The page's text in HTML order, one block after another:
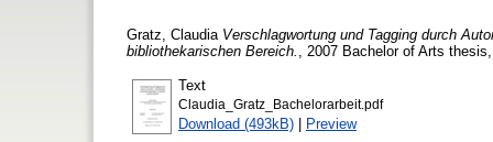
Gratz, Claudia Verschlagwortung und Tagging durch
bibliothekarischen Bereich.
, 2007 Bachelor of Arts
Text
Claudia_Gratz_Bachelorarbeit.pdf
Download (493kB) | Preview